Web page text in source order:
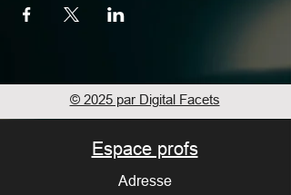
© 2025 par Digital Facets
Espace profs
Adresse